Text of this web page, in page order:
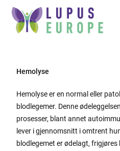
Hemolyse
Hemolyse er en normal eller
blodlegemer. Denne
prosesser, blant annet
lever i gjennomsnitt i omtrent
blodlegemet er ødelagt,